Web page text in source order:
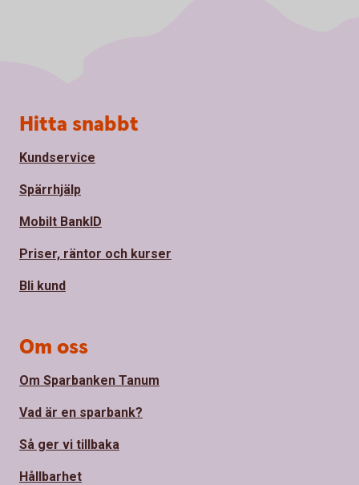
Sidfot
Hitta snabbt
Kundservice
Spärrhjälp
Mobilt BankID
Priser, räntor och kurser
Bli kund
Om oss
Om Sparbanken Tanum
Vad är en sparbank?
Så ger vi tillbaka
Hållbarhet